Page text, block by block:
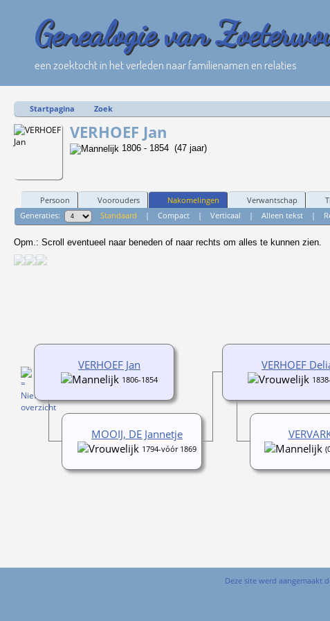
Genealogie van
een zoektocht in het verleden naar familienamen en relaties
Startpagina Zoek
VERHOEF Jan
1806 - 1854 (47 jaar)
Persoon Voorouders Nakomelingen Verwantschap
Generaties:
Standaard | Compact| Verticaal | Alleen tekst|
Opm.: Scroll eventueel naar beneden of naar rechts om alles te kunnen zien.
VERHOEF
VERHOEF Jan
1806-1854
MOOIJ, DE Jannetje
1794-vóór 1869
Deze site werd aangemaakt